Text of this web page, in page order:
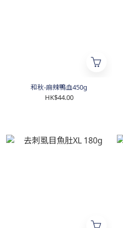
和秋-麻辣鴨血450g
HK$44.00